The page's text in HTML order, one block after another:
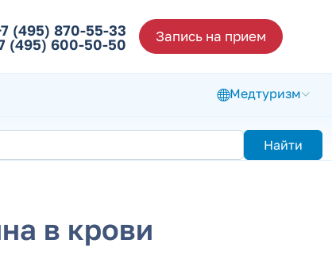
(495) 870-55-33
(495) 600-50-50
Запись на прием
Медтуризм
Найти
в крови